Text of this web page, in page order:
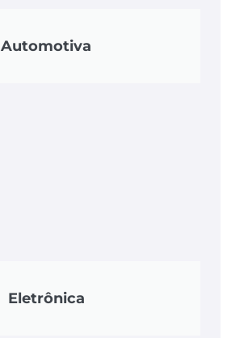
Automotiva
Eletrônica